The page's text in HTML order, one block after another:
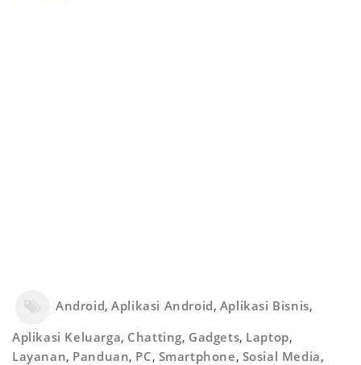
Android,Aplikasi Android, Aplikasi Bisnis,
Aplikasi Keluarga, Chatting, Gadgets, Laptop,
Layanan, Panduan, PC, Smartphone, Sosial Media,